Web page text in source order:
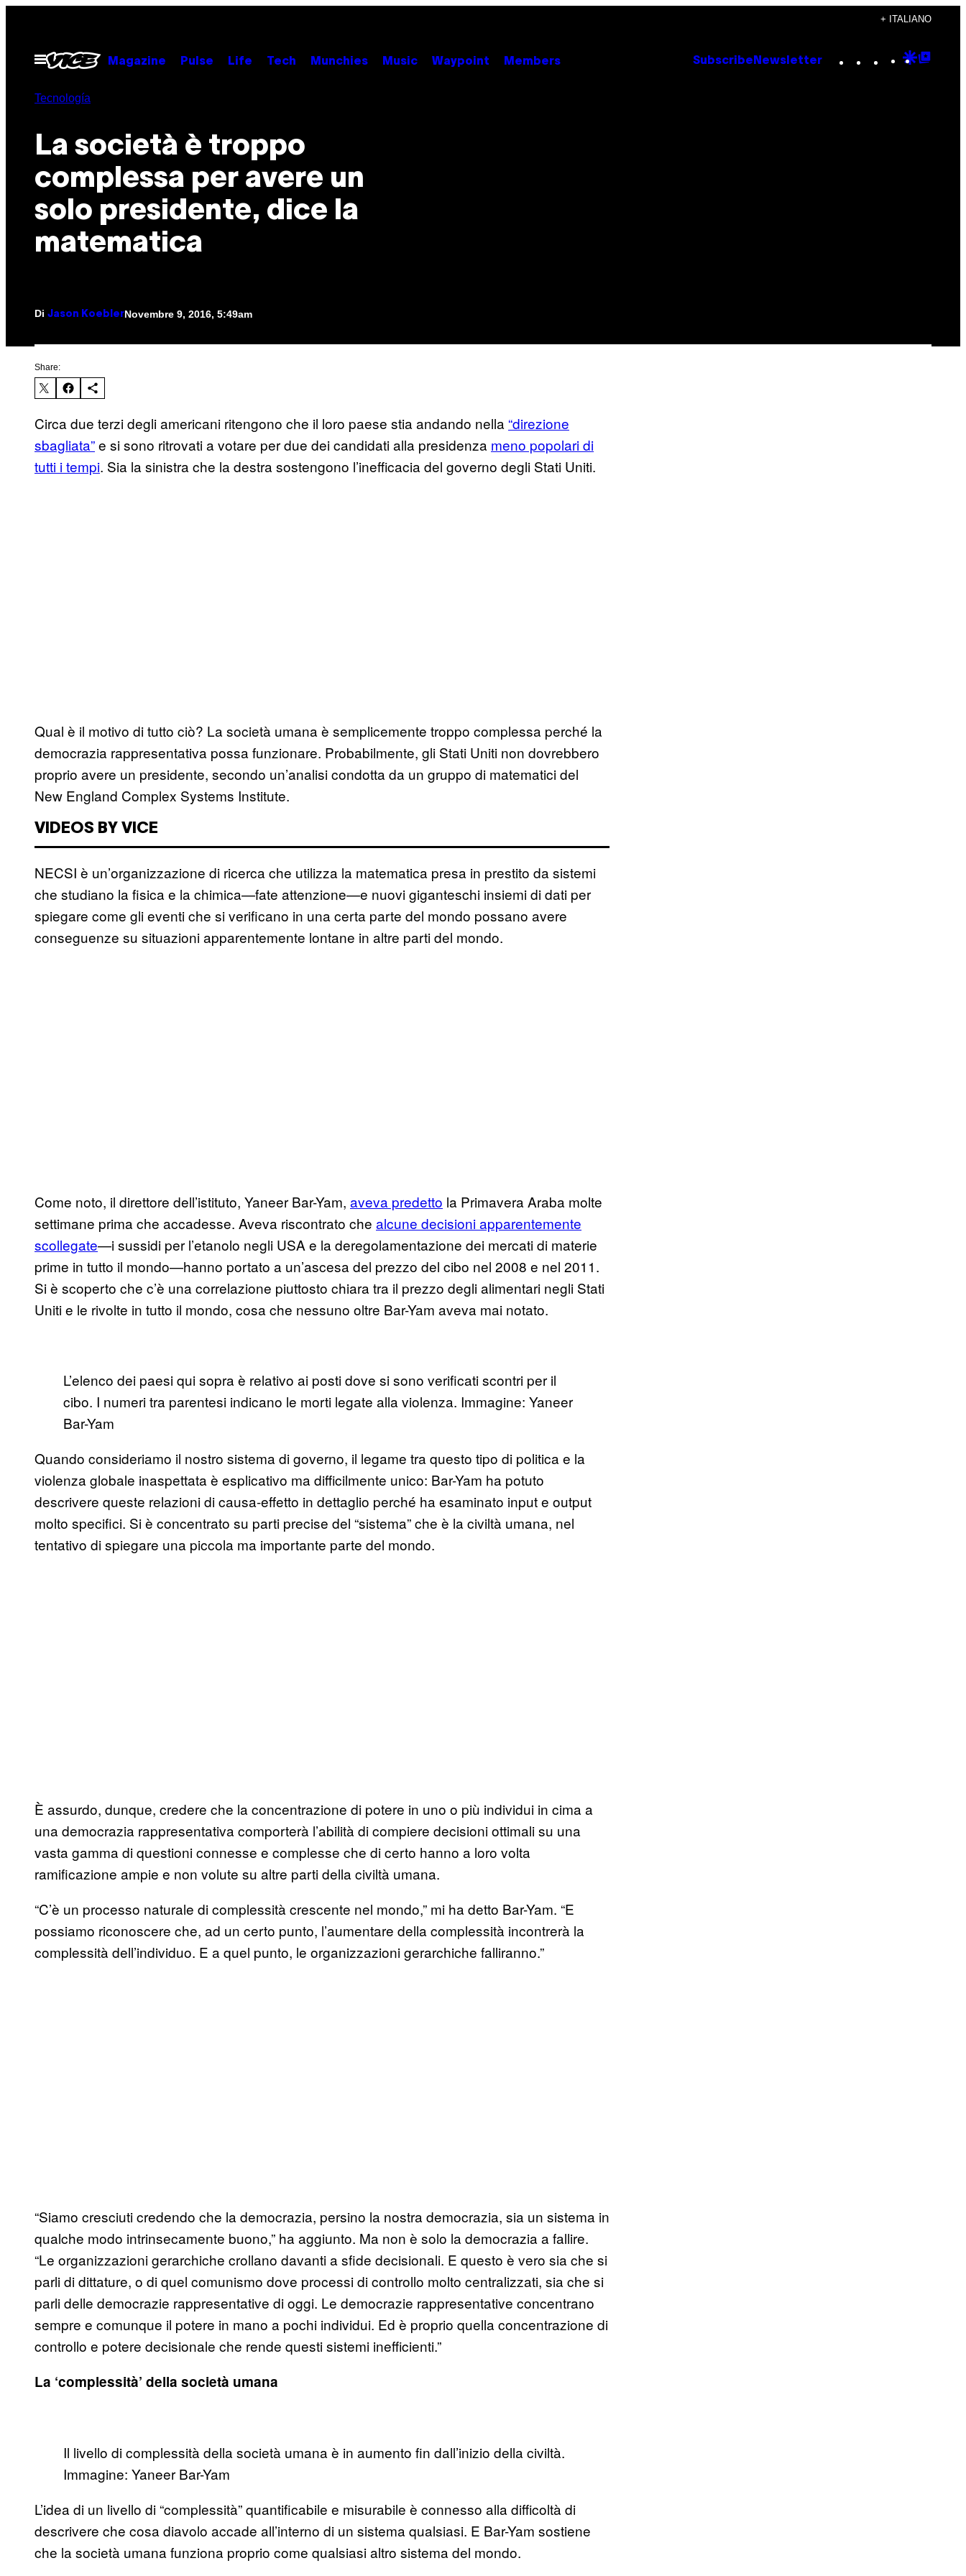
contenuto
+ ITALIANO
Apri
Magazine Pulse Life Tech Munchies Music Waypoint Members Subscribe Newsletter Instagram
TikTok
YouTube
Google
Tecnología
La società è troppo
complessa per avere un
solo presidente, dice la
matematica
Di Jason KoeblerNovembre 9, 2016, 5:49am
Share:
Circa due terzi degli americani ritengono che il loro paese stia andando nella “direzione
sbagliata”e si sono ritrovati a votare per due dei candidati alla presidenza meno popolari di
tutti i tempi. Sia la sinistra che la destra sostengono l’inefficacia del governo degli Stati Uniti.
Qual è il motivo di tutto ciò? La società umana è semplicemente troppo complessa perché la
democrazia rappresentativa possa funzionare. Probabilmente, gli Stati Uniti non dovrebbero
proprio avere un presidente, secondo un’analisi condotta da un gruppo di matematici del
New England Complex Systems Institute.
VIDEOS BY VICE
NECSI è un’organizzazione di ricerca che utilizza la matematica presa in prestito da sistemi
che studiano la fisica e la chimica—fate attenzione—e nuovi giganteschi insiemi di dati per
spiegare come gli eventi che si verificano in una certa parte del mondo possano avere
conseguenze su situazioni apparentemente lontane in altre parti del mondo.
Come noto, il direttore dell’istituto, Yaneer Bar-Yam, aveva predetto la Primavera Araba molte
settimane prima che accadesse. Aveva riscontrato che alcune decisioni apparentemente
scollegate—i sussidi per l’etanolo negli USA e la deregolamentazione dei mercati di materie
prime in tutto il mondo—hanno portato a un’ascesa del prezzo del cibo nel 2008 e nel 2011.
Si è scoperto che c’è una correlazione piuttosto chiara tra il prezzo degli alimentari negli Stati
Uniti e le rivolte in tutto il mondo, cosa che nessuno oltre Bar-Yam aveva mai notato.
L’elenco dei paesi qui sopra è relativo ai posti dove si sono verificati scontri per il
cibo. I numeri tra parentesi indicano le morti legate alla violenza. Immagine: Yaneer
Bar-Yam
Quando consideriamo il nostro sistema di governo, il legame tra questo tipo di politica e la
violenza globale inaspettata è esplicativo ma difficilmente unico: Bar-Yam ha potuto
descrivere queste relazioni di causa-effetto in dettaglio perché ha esaminato input e output
molto specifici. Si è concentrato su parti precise del “sistema” che è la civiltà umana, nel
tentativo di spiegare una piccola ma importante parte del mondo.
È assurdo, dunque, credere che la concentrazione di potere in uno o più individui in cima a
una democrazia rappresentativa comporterà l’abilità di compiere decisioni ottimali su una
vasta gamma di questioni connesse e complesse che di certo hanno a loro volta
ramificazione ampie e non volute su altre parti della civiltà umana.
“C’è un processo naturale di complessità crescente nel mondo,” mi ha detto Bar-Yam. “E
possiamo riconoscere che, ad un certo punto, l’aumentare della complessità incontrerà la
complessità dell’individuo. E a quel punto, le organizzazioni gerarchiche falliranno.”
“Siamo cresciuti credendo che la democrazia, persino la nostra democrazia, sia un sistema in
qualche modo intrinsecamente buono,” ha aggiunto. Ma non è solo la democrazia a fallire.
“Le organizzazioni gerarchiche crollano davanti a sfide decisionali. E questo è vero sia che si
parli di dittature, o di quel comunismo dove processi di controllo molto centralizzati, sia che si
parli delle democrazie rappresentative di oggi. Le democrazie rappresentative concentrano
sempre e comunque il potere in mano a pochi individui. Ed è proprio quella concentrazione di
controllo e potere decisionale che rende questi sistemi inefficienti.”
La ‘complessità’ della società umana
Il livello di complessità della società umana è in aumento fin dall’inizio della civiltà.
Immagine: Yaneer Bar-Yam
L’idea di un livello di “complessità” quantificabile e misurabile è connesso alla difficoltà di
descrivere che cosa diavolo accade all’interno di un sistema qualsiasi. E Bar-Yam sostiene
che la società umana funziona proprio come qualsiasi altro sistema del mondo.